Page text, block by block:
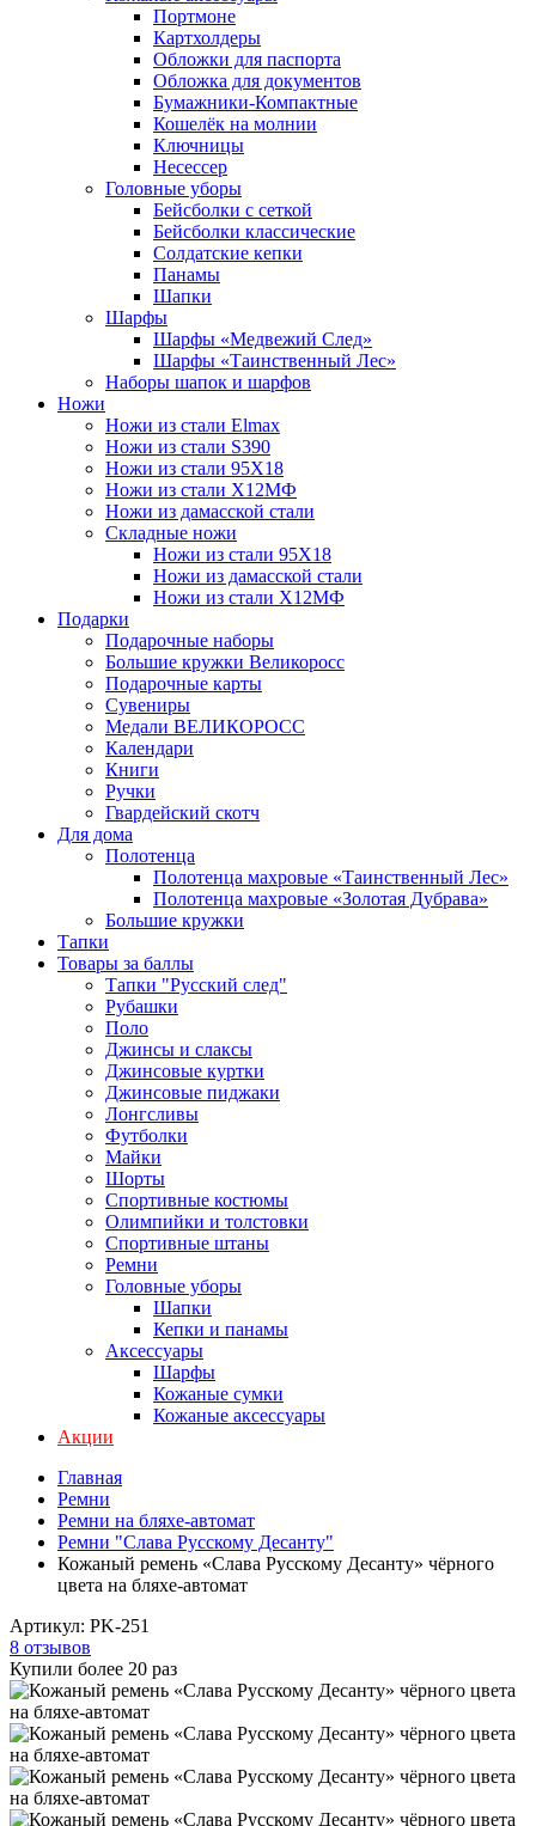
Портмоне
Картхолдеры
Обложки для паспорта
Обложка для документов
Бумажники-Компактные
Кошелёк на молнии
Ключницы
Несессер
Головные уборы
Бейсболки с сеткой
Бейсболки классические
Солдатские кепки
Панамы
Шапки
Шарфы
Шарфы «Медвежий След»
Шарфы «Таинственный Лес»
Наборы шапок и шарфов
Ножи
Ножи из стали Elmax
Ножи из стали S390
Ножи из стали 95X18
Ножи из стали Х12МФ
Ножи из дамасской стали
Складные ножи
Ножи из стали 95X18
Ножи из дамасской стали
Ножи из стали Х12МФ
Подарки
Подарочные наборы
Большие кружки Великоросс
Подарочные карты
Сувениры
Медали ВЕЛИКОРОСС
Календари
Книги
Ручки
Гвардейский скотч
Для дома
Полотенца
Полотенца махровые «Таинственный Лес»
Полотенца махровые «Золотая Дубрава»
Большие кружки
Тапки
Товары за баллы
Тапки "Русский след"
Рубашки
Поло
Джинсы и слаксы
Джинсовые куртки
Джинсовые пиджаки
Лонгсливы
Футболки
Майки
Шорты
Спортивные костюмы
Олимпийки и толстовки
Спортивные штаны
Ремни
Головные уборы
Шапки
Кепки и панамы
Аксессуары
Шарфы
Кожаные сумки
Кожаные аксессуары
Акции
Главная
Ремни
Ремни на бляхе-автомат
Ремни "Слава Русскому Десанту"
Кожаный ремень «Слава Русскому Десанту» чёрного
цвета на бляхе-автомат
Артикул: PK-251
8 отзывов
Купили более 20 раз